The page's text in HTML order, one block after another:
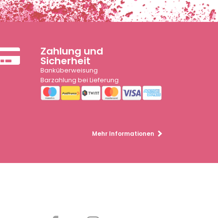
Zahlung und
Sicherheit
Banküberweisung
Barzahlung bei Lieferung
Mehr Informationen